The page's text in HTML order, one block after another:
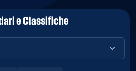
e Classifiche